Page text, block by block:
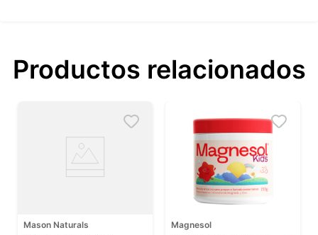
Productos relacionados
Mason Naturals Magnesol